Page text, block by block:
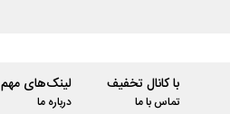
با کانال تخفیف
تماس با ما
لینک‌های مهم
درباره ما